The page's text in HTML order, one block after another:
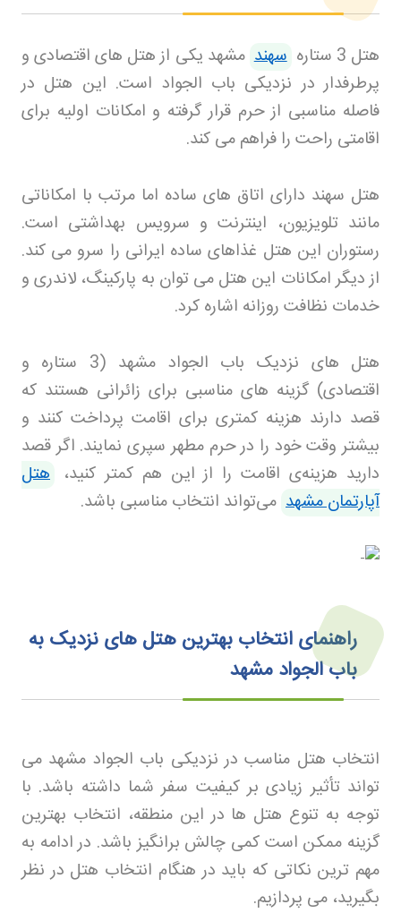
هتل 3 ستاره سهند مشهد یکی از هتل های اقتصادی و
پرطرفدار در نزدیکی باب الجواد است. این هتل در
فاصله مناسبی از حرم قرار گرفته و امکانات اولیه برای
اقامتی راحت را فراهم می کند.
هتل سهند دارای اتاق های ساده اما مرتب با امکاناتی
مانند تلویزیون، اینترنت و سرویس بهداشتی است.
رستوران این هتل غذاهای ساده ایرانی را سرو می کند.
از دیگر امکانات این هتل می توان به پارکینگ، لاندری و
خدمات نظافت روزانه اشاره کرد.
هتل های نزدیک باب الجواد مشهد (3 ستاره و
اقتصادی) گزینه های مناسبی برای زائرانی هستند که
قصد دارند هزینه کمتری برای اقامت پرداخت کنند و
بیشتر وقت خود را در حرم مطهر سپری نمایند. اگر قصد
دارید هزینه‌ی اقامت را از این هم کمتر کنید، هتل
آپارتمان مشهد می‌تواند انتخاب مناسبی باشد.
راهنمای انتخاب بهترین هتل های نزدیک به
باب الجواد مشهد
انتخاب هتل مناسب در نزدیکی باب الجواد مشهد می
تواند تأثیر زیادی بر کیفیت سفر شما داشته باشد. با
توجه به تنوع هتل ها در این منطقه، انتخاب بهترین
گزینه ممکن است کمی چالش برانگیز باشد. در ادامه به
مهم ترین نکاتی که باید در هنگام انتخاب هتل در نظر
بگیرید، می پردازیم.